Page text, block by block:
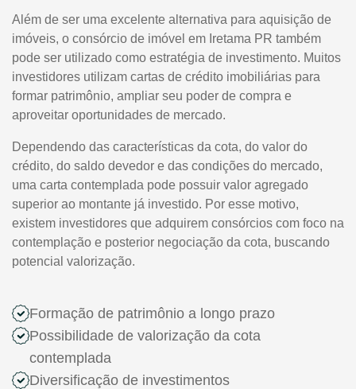
Além de ser uma excelente alternativa para aquisição de
imóveis, o consórcio de imóvel em Iretama PR também
pode ser utilizado como estratégia de investimento. Muitos
investidores utilizam cartas de crédito imobiliárias para
formar patrimônio, ampliar seu poder de compra e
aproveitar oportunidades de mercado.
Dependendo das características da cota, do valor do
crédito, do saldo devedor e das condições do mercado,
uma carta contemplada pode possuir valor agregado
superior ao montante já investido. Por esse motivo,
existem investidores que adquirem consórcios com foco na
contemplação e posterior negociação da cota, buscando
potencial valorização.
Formação de patrimônio a longo prazo
Possibilidade de valorização da cota
contemplada
Diversificação de investimentos